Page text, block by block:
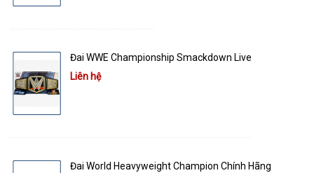
Đai WWE Championship Smackdown Live
Liên hệ
Đai World Heavyweight Champion Chính Hãng